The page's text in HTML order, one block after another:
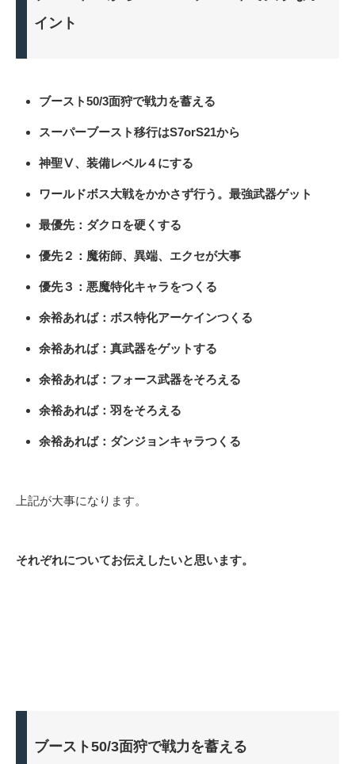
イント
ブースト50/3面狩で戦力を蓄える
スーパーブースト移行はS7orS21から
神聖Ⅴ、装備レベル４にする
ワールドボス大戦をかかさず行う。最強武器ゲット
最優先：ダクロを硬くする
優先２：魔術師、異端、エクセが大事
優先３：悪魔特化キャラをつくる
余裕あれば：ボス特化アーケインつくる
余裕あれば：真武器をゲットする
余裕あれば：フォース武器をそろえる
余裕あれば：羽をそろえる
余裕あれば：ダンジョンキャラつくる
上記が大事になります。
それぞれについてお伝えしたいと思います。
ブースト50/3面狩で戦力を蓄える